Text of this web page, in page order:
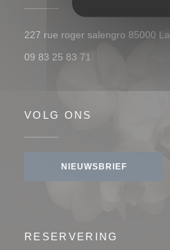
227 rue roger salengro 85000
09 83 25 83 71
VOLG ONS
NIEUWSBRIEF
RESERVERING